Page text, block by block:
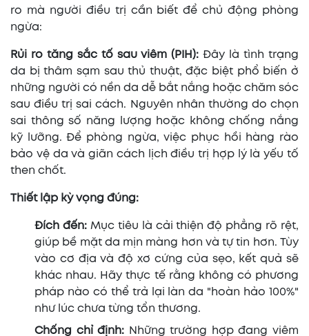
ro mà người điều trị cần biết để chủ động phòng
ngừa:
Rủi ro tăng sắc tố sau viêm (PIH):Đây là tình trạng
da bị thâm sạm sau thủ thuật, đặc biệt phổ biến ở
những người có nền da dễ bắt nắng hoặc chăm sóc
sau điều trị sai cách. Nguyên nhân thường do chọn
sai thông số năng lượng hoặc không chống nắng
kỹ lưỡng. Để phòng ngừa, việc phục hồi hàng rào
bảo vệ da và giãn cách lịch điều trị hợp lý là yếu tố
then chốt.
Thiết lập kỳ vọng đúng:
Đích đến: Mục tiêu là cải thiện độ phẳng rõ rệt,
giúp bề mặt da mịn màng hơn và tự tin hơn. Tùy
vào cơ địa và độ xơ cứng của sẹo, kết quả sẽ
khác nhau. Hãy thực tế rằng không có phương
pháp nào có thể trả lại làn da "hoàn hảo 100%"
như lúc chưa từng tổn thương.
Chống chỉ định: Những trường hợp đang viêm